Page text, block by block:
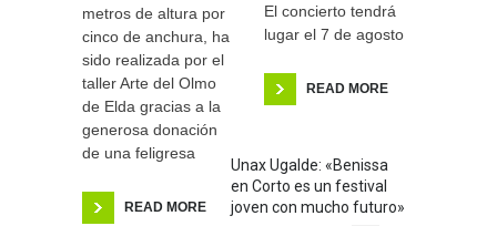
metros de altura por
cinco de anchura, ha
sido realizada por el
taller Arte del Olmo
de Elda gracias a la
generosa donación
de una feligresa
READ MORE
El concierto tendrá
lugar el 7 de agosto
READ MORE
Unax Ugalde: «Benissa
en Corto es un festival
joven con mucho futuro»